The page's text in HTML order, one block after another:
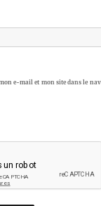
e-mail et mon site dans le